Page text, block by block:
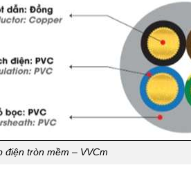
điện tròn mềm – VVCm